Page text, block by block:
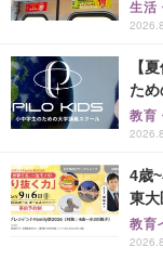
生活
【
た
教育
4歳
東大
教育